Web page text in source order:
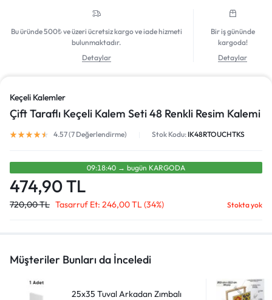
Bu üründe 500₺ ve üzeri ücretsiz kargo ve iade hizmeti
bulunmaktadır.
Detaylar
Bir iş gününde
kargoda!
Detaylar
Keçeli Kalemler
Çift Taraflı Keçeli Kalem Seti 48 Renkli Resim Kalemi
Stok Kodu: IK48RTOUCHTKS
4.57 (7 Değerlendirme)
09:18:40 → bugün KARGODA
474,90TL
720,00TL Tasarruf Et: 246,00TL(34%) Stokta yok
Müşteriler Bunları da İnceledi
25x35 Tuval Arkadan Zımbalı